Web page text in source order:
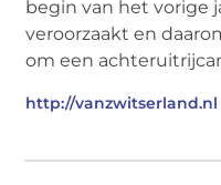
begin van het vorige
veroorzaakt en
om een
http://vanzwitserland.nl